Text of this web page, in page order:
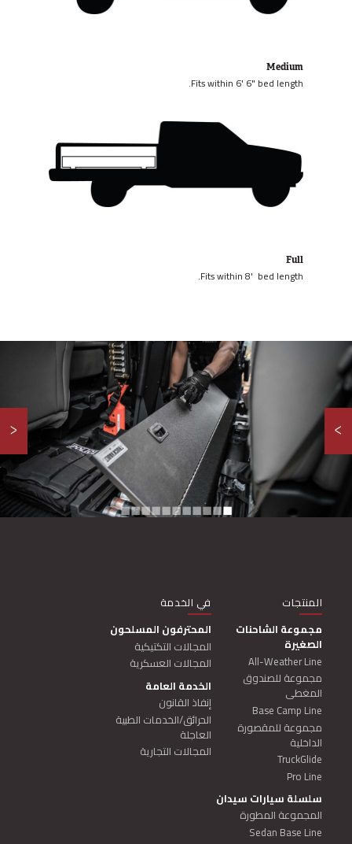
Medium
Fits within 6' 6" bed length.
Full
Fits within 8' bed length.
<
◼︎
◼︎
◼︎
◼︎
◼︎
◼︎
◼︎
◼︎
◼︎
◼︎
◼︎
MAIN NAVIGATION
المنتجات
مجموعة الشاحنات
الصغيرة
All-Weather Line
مجموعة للصندوق
المغطى
Base Camp Line
مجموعة للمقصورة
الداخلية
TruckGlide
Pro Line
سلسلة سيارات سيدان
المجموعة المطورة
Sedan Base Line
في الخدمة
المحترفون المسلحون
المجالات التكتيكية
المجالات العسكرية
الخدمة العامة
إنفاذ القانون
الحرائق/الخدمات الطبية
العاجلة
المجالات التجارية